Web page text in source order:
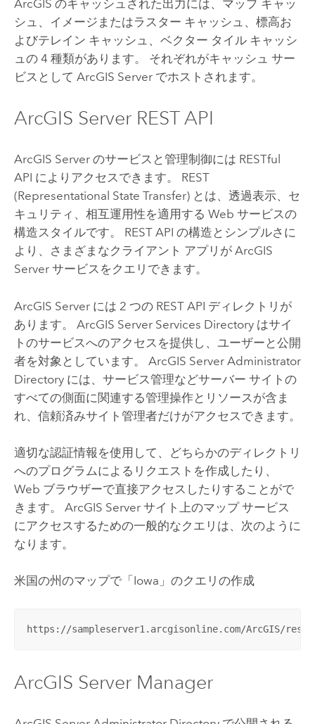
ArcGIS のキャッシュされた出力には、マップ キャッ
シュ、イメージまたはラスター キャッシュ、標高お
よびテレイン キャッシュ、ベクター タイル キャッシ
ュの 4 種類があります。 それぞれがキャッシュ サー
ビスとして ArcGIS Serverでホストされます。
ArcGIS ServerREST API
ArcGIS Serverのサービスと管理制御には RESTful
API によりアクセスできます。 REST
(Representational State Transfer) とは、透過表示、セ
キュリティ、相互運用性を適用する Web サービスの
構造スタイルです。 REST API の構造とシンプルさに
より、さまざまなクライアント アプリが ArcGIS
Serverサービスをクエリできます。
ArcGIS Serverには 2 つの REST API ディレクトリが
あります。 ArcGIS ServerServices Directory はサイ
トのサービスへのアクセスを提供し、ユーザーと公開
者を対象としています。 ArcGIS ServerAdministrator
Directory には、サービス管理などサーバー サイトの
すべての側面に関連する管理操作とリソースが含ま
れ、信頼済みサイト管理者だけがアクセスできます。
適切な認証情報を使用して、どちらかのディレクトリ
へのプログラムによるリクエストを作成したり、
Web ブラウザーで直接アクセスしたりすることがで
きます。 ArcGIS Serverサイト上のマップ サービス
にアクセスするための一般的なクエリは、次のように
なります。
米国の州のマップで「Iowa」のクエリの作成
https://sampleserver1.arcgisonline.com/ArcGIS/rest/
ArcGIS ServerManager